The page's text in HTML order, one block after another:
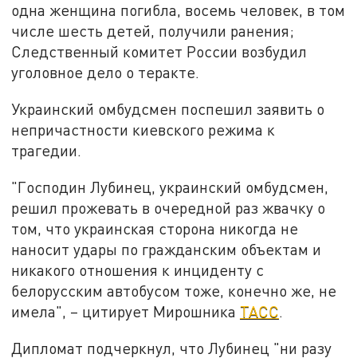
одна женщина погибла, восемь человек, в том
числе шесть детей, получили ранения;
Следственный комитет России возбудил
уголовное дело о теракте.
Украинский омбудсмен поспешил заявить о
непричастности киевского режима к
трагедии.
"Господин Лубинец, украинский омбудсмен,
решил прожевать в очередной раз жвачку о
том, что украинская сторона никогда не
наносит удары по гражданским объектам и
никакого отношения к инциденту с
белорусским автобусом тоже, конечно же, не
имела", – цитирует Мирошника ТАСС.
Дипломат подчеркнул, что Лубинец "ни разу